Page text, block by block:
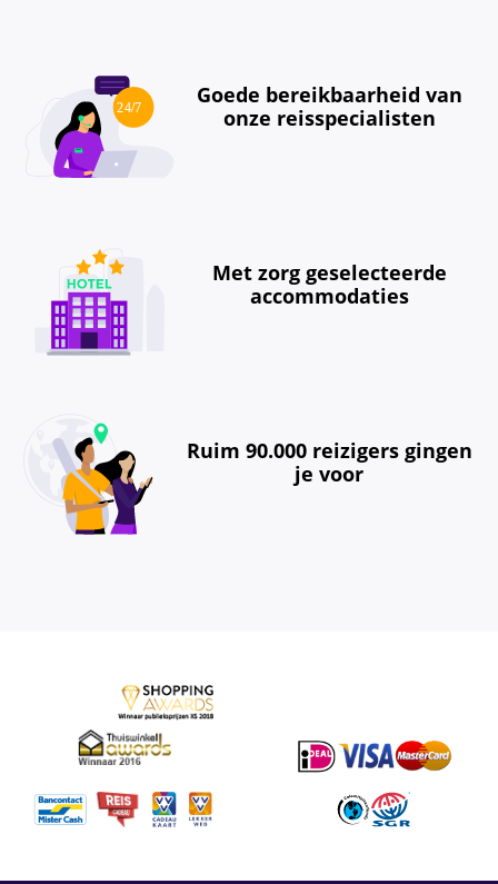
Goede bereikbaarheid van
onze reisspecialisten
Met zorg geselecteerde
accommodaties
Ruim 90.000 reizigers gingen
je voor